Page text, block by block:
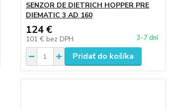
SENZOR DE DIETRICH HOPPER PRE
DIEMATIC 3 AD 160
124 €
101 € bez DPH 3-7 dní
Pridať do košíka